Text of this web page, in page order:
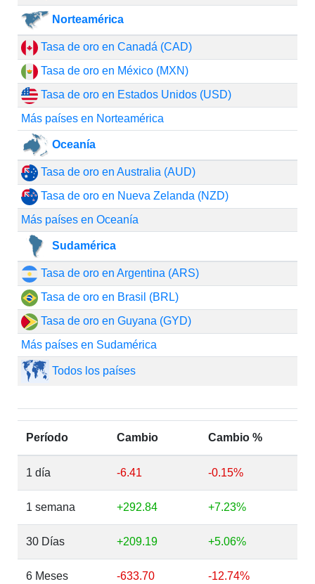
Norteamérica
Tasa de oro en Canadá (CAD)
Tasa de oro en México (MXN)
Tasa de oro en Estados Unidos (USD)
Más países en Norteamérica
Oceanía
Tasa de oro en Australia (AUD)
Tasa de oro en Nueva Zelanda (NZD)
Más países en Oceanía
Sudamérica
Tasa de oro en Argentina (ARS)
Tasa de oro en Brasil (BRL)
Tasa de oro en Guyana (GYD)
Más países en Sudamérica
Todos los países
Período Cambio Cambio %
1 día -6.41 -0.15%
1 semana +292.84 +7.23%
30 Días +209.19 +5.06%
6 Meses -633.70 -12.74%